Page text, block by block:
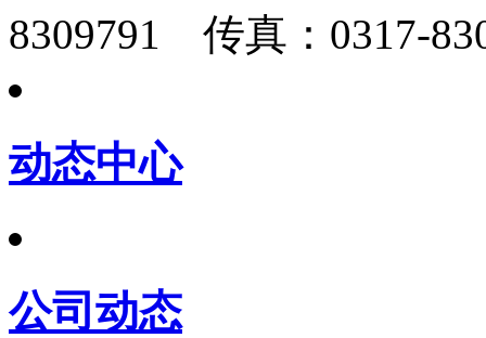
8309791 传真：0317-
动态中心
公司动态